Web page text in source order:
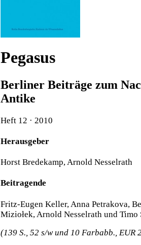
Pegasus
Berliner Beiträge zum
Antike
Heft 12 · 2010
Herausgeber
Horst Bredekamp, Arnold Nesselrath
Beitragende
Fritz-Eugen Keller, Anna Petrakova,
Miziołek, Arnold Nesselrath und Timo
(139 S., 52 s/w und 10 Farbabb., EUR